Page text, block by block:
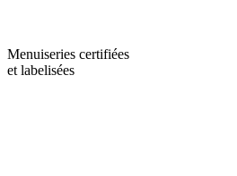
Menuiseries certifiées
et labelisées